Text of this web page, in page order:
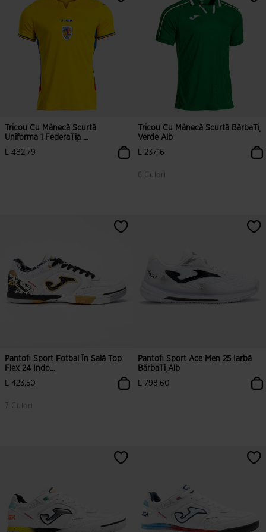
Tricou Cu Mânecă Scurtă
Uniforma 1 FederaȚia ...
L 482,79
3,6 din 5 evaluări ale clienților
Tricou Cu Mânecă Scurtă BărbaȚi
Verde Alb
L 237,16
6 Culori
3,1 din 5 evaluări ale clienților
Pantofi Sport Fotbal În Sală Top
Flex 24 Indo...
L 423,50
7 Culori
Pantofi Sport Ace Men 25 Iarbă
BărbaȚi Alb
L 798,60
4,7 din 5 evaluări ale clienților